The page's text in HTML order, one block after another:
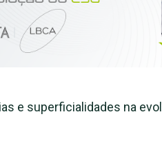
e superficialidades na